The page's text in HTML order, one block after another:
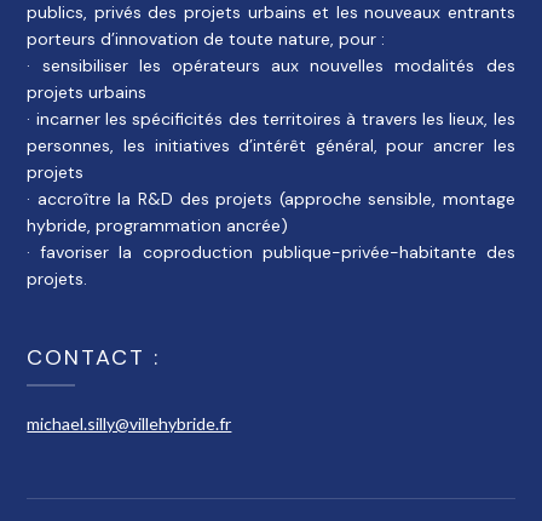
publics, privés des projets urbains et les nouveaux entrants
porteurs d’innovation de toute nature, pour :
· sensibiliser les opérateurs aux nouvelles modalités des
projets urbains
· incarner les spécificités des territoires à travers les lieux, les
personnes, les initiatives d’intérêt général, pour ancrer les
projets
· accroître la R&D des projets (approche sensible, montage
hybride, programmation ancrée)
· favoriser la coproduction publique-privée-habitante des
projets.
CONTACT :
michael.silly@villehybride.fr